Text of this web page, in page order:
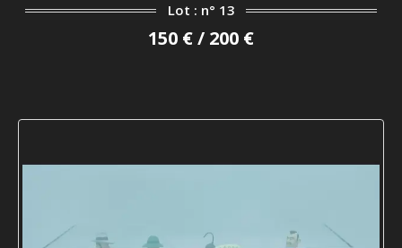
Lot : n° 13
150 € / 200 €